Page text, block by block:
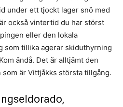
under ett tjockt lager snö med
också vintertid du har störst
eller den lokala
som tillika agerar skiduthyrning
ändå. Det är alltjämt den
är Vittjåkks största tillgång.